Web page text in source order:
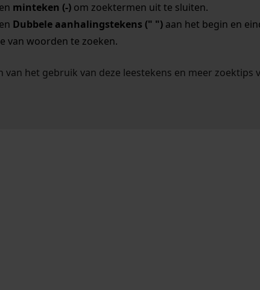
minteken (-)om zoektermen uit te sluiten.
Dubbele aanhalingstekens (" ")aan het begin en
van woorden te zoeken.
van het gebruik van deze leestekens en meer zoektips